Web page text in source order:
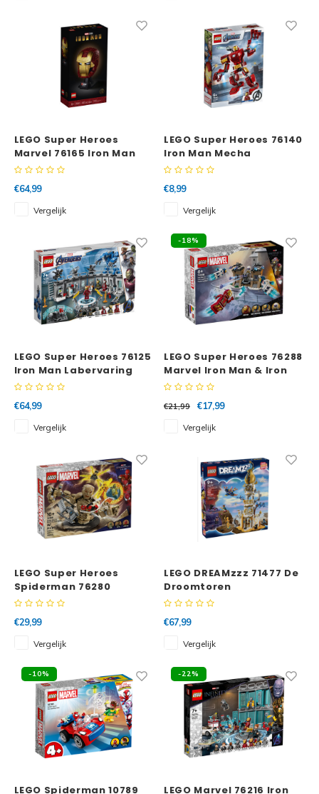
LEGO Super Heroes
Marvel 76165 Iron Man
helm
€64,99
Vergelijk
LEGO Super Heroes 76140
Iron Man Mecha
€8,99
Vergelijk
LEGO Super Heroes 76125
Iron Man Labervaring
€64,99
Vergelijk
-18%
LEGO Super Heroes 76288
Marvel Iron Man & Iron
Legion vs. Hydra soldaat
€21,99
€17,99
Vergelijk
LEGO Super Heroes
Spiderman 76280
Spider-Man vs.
€29,99
Vergelijk
LEGO DREAMzzz 71477 De
Droomtoren
€67,99
Vergelijk
-10%
LEGO Spiderman 10789
-22%
LEGO Marvel 76216 Iron